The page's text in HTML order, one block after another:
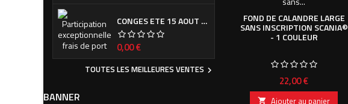
CONGES ETE 15 AOUT - 7 SEPTEMBRE
Prix
0,00 €
TOUTES LES MEILLEURES VENTES 
BANNER
FOND DE CALANDRE LARGE
SANS INSCRIPTION SCANIA©
- 1 COULEUR
Prix
22,00 €
 Ajouter au panier